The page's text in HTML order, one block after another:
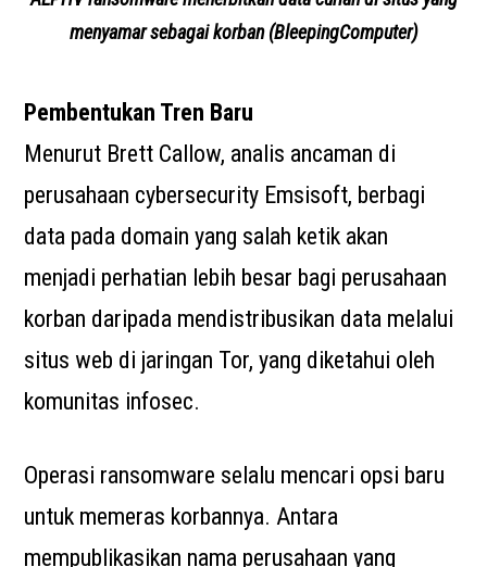
menyamar sebagai korban (BleepingComputer)
Pembentukan Tren Baru
Menurut Brett Callow, analis ancaman di
perusahaan cybersecurity Emsisoft, berbagi
data pada domain yang salah ketik akan
menjadi perhatian lebih besar bagi perusahaan
korban daripada mendistribusikan data melalui
situs web di jaringan Tor, yang diketahui oleh
komunitas infosec.
Operasi ransomware selalu mencari opsi baru
untuk memeras korbannya. Antara
mempublikasikan nama perusahaan yang